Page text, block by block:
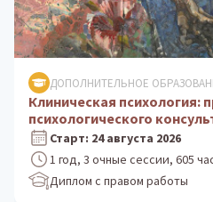
ДОПОЛНИТЕЛЬНОЕ
Клиническая психология:
психологического
Старт: 24 августа 2026
1 год, 3 очные сессии, 605
Диплом с правом работы